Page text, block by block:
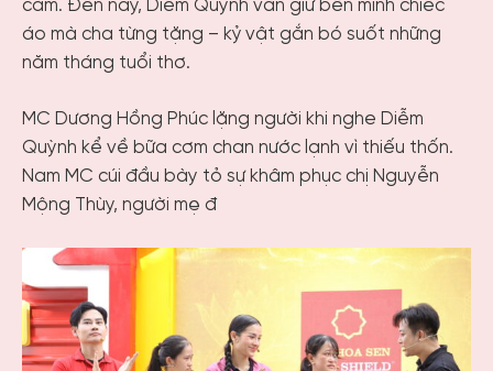
cảm. Đến nay, Diễm Quỳnh vẫn giữ bên mình chiếc
áo mà cha từng tặng – kỷ vật gắn bó suốt những
năm tháng tuổi thơ.
MC Dương Hồng Phúc lặng người khi nghe Diễm
Quỳnh kể về bữa cơm chan nước lạnh vì thiếu thốn.
Nam MC cúi đầu bày tỏ sự khâm phục chị Nguyễn
Mộng Thùy, người mẹ đ